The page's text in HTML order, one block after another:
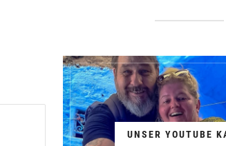
UNSER YOUTUBE